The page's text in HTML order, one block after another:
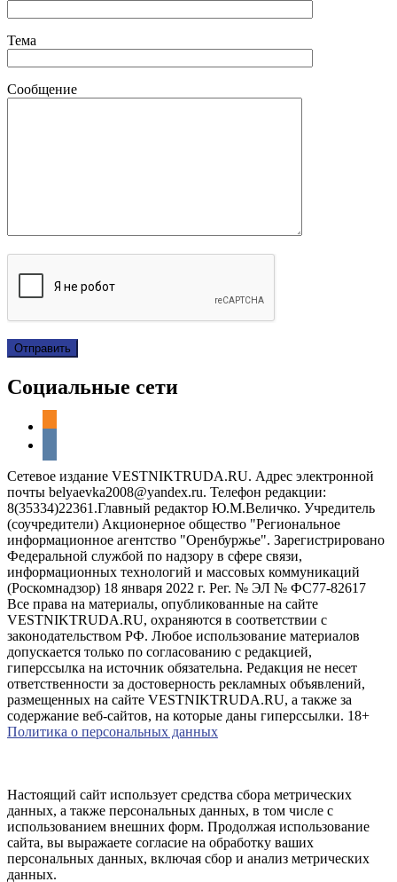
Тема
Сообщение
Социальные сети
Сетевое издание VESTNIKTRUDA.RU. Адрес электронной
почты belyaevka2008@yandex.ru. Телефон редакции:
8(35334)22361.Главный редактор Ю.М.Величко. Учредитель
(соучредители) Акционерное общество "Региональное
информационное агентство "Оренбуржье". Зарегистрировано
Федеральной службой по надзору в сфере связи,
информационных технологий и массовых коммуникаций
(Роскомнадзор) 18 января 2022 г. Рег. № ЭЛ № ФС77-82617
Все права на материалы, опубликованные на сайте
VESTNIKTRUDA.RU, охраняются в соответствии с
законодательством РФ. Любое использование материалов
допускается только по согласованию с редакцией,
гиперссылка на источник обязательна. Редакция не несет
ответственности за достоверность рекламных объявлений,
размещенных на сайте VESTNIKTRUDA.RU, а также за
содержание веб-сайтов, на которые даны гиперссылки. 18+
Политика о персональных данных
Настоящий сайт использует средства сбора метрических
данных, а также персональных данных, в том числе с
использованием внешних форм. Продолжая использование
сайта, вы выражаете согласие на обработку ваших
персональных данных, включая сбор и анализ метрических
данных.